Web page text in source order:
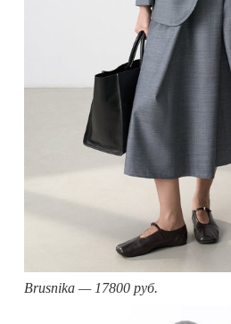
Brusnika — 17800 руб.